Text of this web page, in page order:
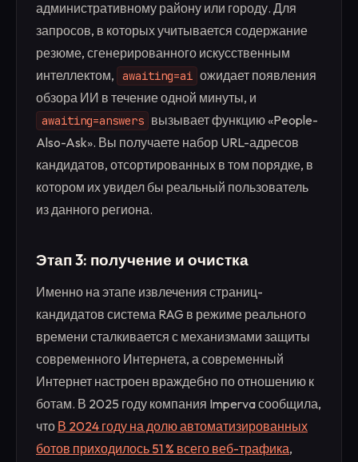
административному району или городу. Для
запросов, в которых учитывается содержание
резюме, сгенерированного искусственным
интеллектом,
awaiting=ai ожидает появления
обзора ИИ в течение одной минуты, и
awaiting=answers вызывает функцию «People-
Also-Ask». Вы получаете набор URL-адресов
кандидатов, отсортированных в том порядке, в
котором их увидел бы реальный пользователь
из данного региона.
Этап 3: получение и очистка
Именно на этапе извлечения страниц-
кандидатов система RAG в режиме реального
времени сталкивается с механизмами защиты
современного Интернета, а современный
Интернет настроен враждебно по отношению к
ботам. В 2025 году компания Imperva сообщила,
что В 2024 году на долю автоматизированных
ботов приходилось 51 % всего веб-трафика,